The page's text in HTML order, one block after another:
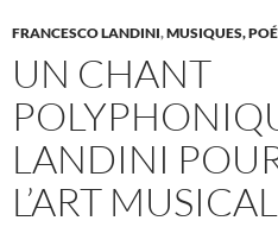
FRANCESCO LANDINI,MUSIQUES,
UN CHANT
LANDINI
L’ART MUSICAL